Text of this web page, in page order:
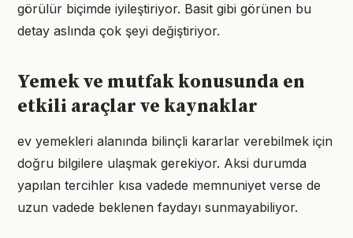
görülür biçimde iyileştiriyor. Basit gibi görünen bu
detay aslında çok şeyi değiştiriyor.
Yemek ve mutfak konusunda en
etkili araçlar ve kaynaklar
ev yemekleri alanında bilinçli kararlar verebilmek için
doğru bilgilere ulaşmak gerekiyor. Aksi durumda
yapılan tercihler kısa vadede memnuniyet verse de
uzun vadede beklenen faydayı sunmayabiliyor.